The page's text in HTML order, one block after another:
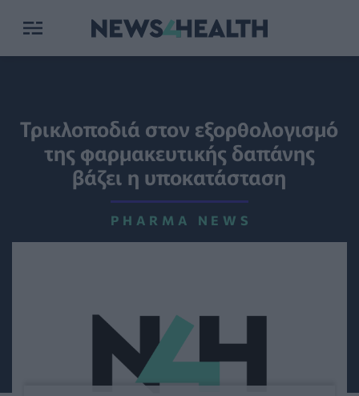
Τρικλοποδιά στον εξορθολογισμό
της φαρμακευτικής δαπάνης
βάζει η υποκατάσταση
PHARMA NEWS